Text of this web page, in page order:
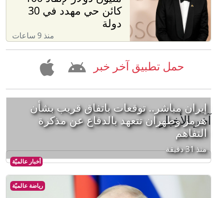
كائن حي مهدد في 30
دولة
منذ 9 ساعات
حمل تطبيق آخر خبر
آخر الأخبار
أخبار عالميّة
إيران مباشر.. توقعات باتفاق قريب بشأن
هرمز وطهران تتعهد بالدفاع عن مذكرة
التفاهم
منذ 31 دقيقة
رياضة عالميّة